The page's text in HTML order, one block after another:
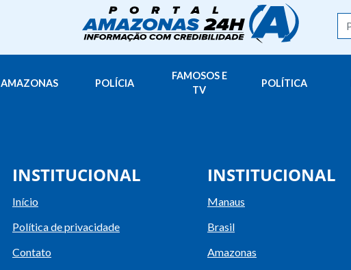
AMAZONAS POLÍCIA
FAMOSOS E
TV
POLÍTICA
INSTITUCIONAL
Início
Política de privacidade
Contato
INSTITUCIONAL
Manaus
Brasil
Amazonas